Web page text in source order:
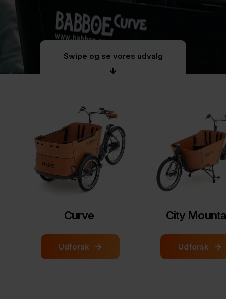
Swipe og se vores udvalg
Curve
Udforsk
City
Udforsk